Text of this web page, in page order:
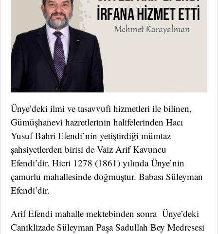
Ünye’deki ilmi ve tasavvufi hizmetleri ile bilinen,
Gümüşhanevi hazretlerinin halifelerinden Hacı
Yusuf Bahri Efendi’nin yetiştirdiği mümtaz
şahsiyetlerden birisi de Vaiz Arif Kavuncu
Efendi’dir. Hicri 1278 (1861) yılında Ünye’nin
çamurlu mahallesinde doğmuştur. Babası Süleyman
Efendi’dir.
Arif Efendi mahalle mektebinden sonra Ünye’deki
Caniklizade Süleyman Paşa Sadullah Bey Medresesi